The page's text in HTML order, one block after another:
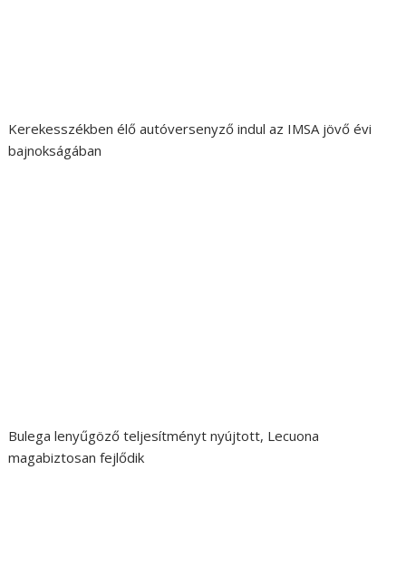
Kerekesszékben élő autóversenyző indul az IMSA jövő évi
bajnokságában
Bulega lenyűgöző teljesítményt nyújtott, Lecuona
magabiztosan fejlődik